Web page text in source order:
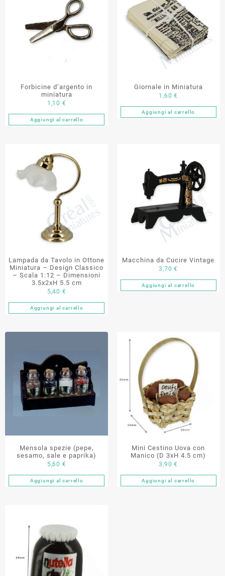
Forbicine d’argento in
miniatura
1,10 €
Aggiungi al carrello
Giornale in Miniatura
1,60€
Aggiungi al carrello
Lampada da Tavolo in Ottone
Miniatura – Design Classico
– Scala 1:12 – Dimensioni
3.5x2xH 5.5 cm
5,40 €
Aggiungi al carrello
Macchina da Cucire Vintage
3,70€
Aggiungi al carrello
Mensola spezie (pepe,
sesamo, sale e paprika)
5,60 €
Aggiungi al carrello
Mini Cestino Uova con
Manico (D 3xH 4.5 cm)
3,90€
Aggiungi al carrello